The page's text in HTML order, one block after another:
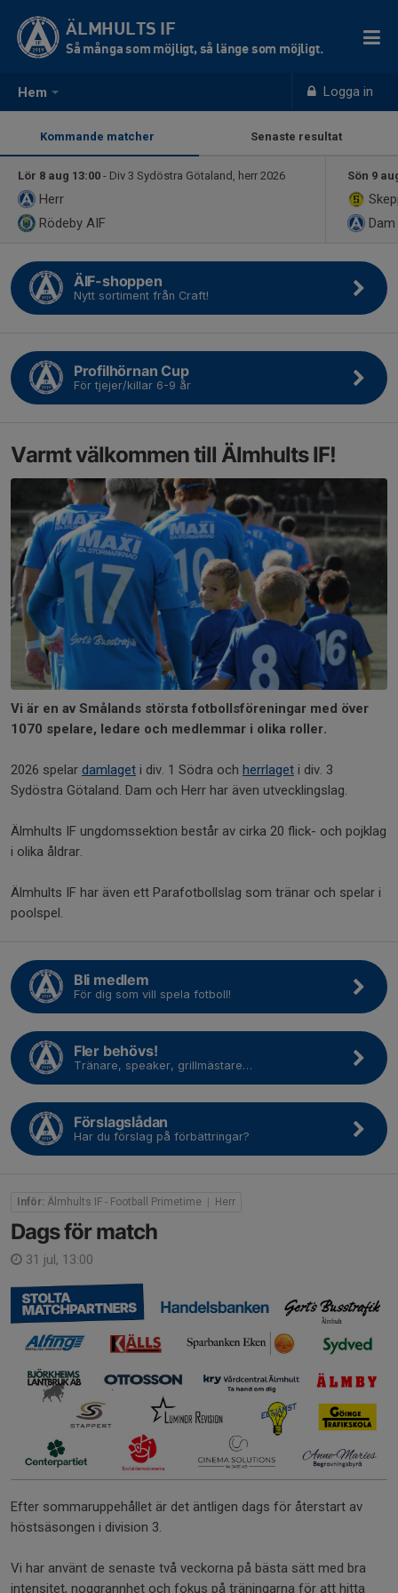
Hem Logga in
ÄLMHULTS IF
Så många som möjligt, så länge som möjligt.
Kommande matcher Senaste resultat
Lör 8 aug 13:00 - Div 3 Sydöstra Götaland, herr 2026
Herr
Rödeby AIF
Sön 9
Dam
ÄIF-shoppen
Nytt sortiment från Craft!
Profilhörnan Cup
För tjejer/killar 6-9 år
Varmt välkommen till Älmhults IF!
Vi är en av Smålands största fotbollsföreningar med över
1070 spelare, ledare och medlemmar i olika roller.
2026 spelar damlaget i div. 1 Södra och herrlaget i div. 3
Sydöstra Götaland. Dam och Herr har även utvecklingslag.
Älmhults IF ungdomssektion består av cirka 20 flick- och pojklag
i olika åldrar.
Älmhults IF har även ett Parafotbollslag som tränar och spelar i
poolspel.
Bli medlem
För dig som vill spela fotboll!
Fler behövs!
Tränare, speaker, grillmästare…
Förslagslådan
Har du förslag på förbättringar?
Inför: Älmhults IF - Football Primetime Herr
Dags för match
31 jul, 13:00
Efter sommaruppehållet är det äntligen dags för återstart av
höstsäsongen i division 3.
Vi har använt de senaste två veckorna på bästa sätt med bra
intensitet, noggrannhet och fokus på träningarna för att hitta